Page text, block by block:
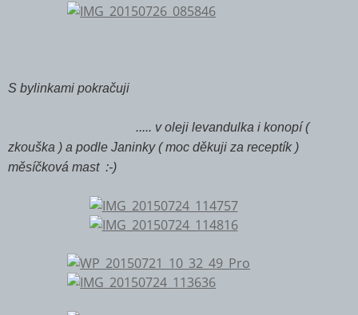
S bylinkami pokračuji
..... v oleji levandulka i konopí (
zkouška ) a podle Janinky ( moc děkuji za receptík )
měsíčková mast :-)